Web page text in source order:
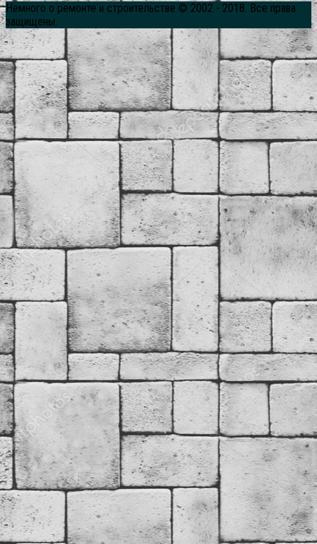
Немного о ремонте и строительстве © 2002 - 2018. Все права
защищены.